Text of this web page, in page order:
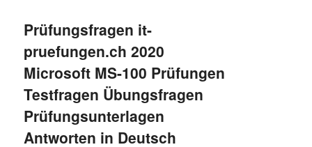
Prüfungsfragen it-
pruefungen.ch 2020
Microsoft MS-100 Prüfungen
Testfragen Übungsfragen
Prüfungsunterlagen
Antworten in Deutsch